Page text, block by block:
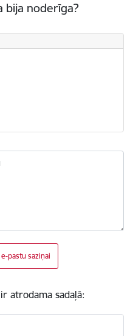
bija noderīga?
pastu saziņai
atrodama sadaļā: